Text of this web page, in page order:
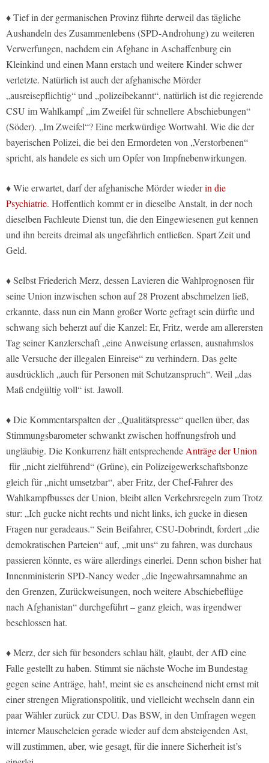
♦ Tief in der germanischen Provinz führte derweil das tägliche
Aushandeln des Zusammenlebens (SPD-Androhung) zu weiteren
Verwerfungen, nachdem ein Afghane in Aschaffenburg ein
Kleinkind und einen Mann erstach und weitere Kinder schwer
verletzte. Natürlich ist auch der afghanische Mörder
„ausreisepflichtig“ und „polizeibekannt“, natürlich ist die regierende
CSU im Wahlkampf „im Zweifel für schnellere Abschiebungen“
(Söder). „Im Zweifel“? Eine merkwürdige Wortwahl. Wie die der
bayerischen Polizei, die bei den Ermordeten von „Verstorbenen“
spricht, als handele es sich um Opfer von Impfnebenwirkungen.
♦ Wie erwartet, darf der afghanische Mörder wiederin die
Psychiatrie. Hoffentlich kommt er in dieselbe Anstalt, in der noch
dieselben Fachleute Dienst tun, die den Eingewiesenen gut kennen
und ihn bereits dreimal als ungefährlich entließen. Spart Zeit und
Geld.
♦ Selbst Friederich Merz, dessen Lavieren die Wahlprognosen für
seine Union inzwischen schon auf 28 Prozent abschmelzen ließ,
erkannte, dass nun ein Mann großer Worte gefragt sein dürfte und
schwang sich beherzt auf die Kanzel: Er, Fritz, werde am allerersten
Tag seiner Kanzlerschaft „eine Anweisung erlassen, ausnahmslos
alle Versuche der illegalen Einreise“ zu verhindern. Das gelte
ausdrücklich „auch für Personen mit Schutzanspruch“. Weil „das
Maß endgültig voll“ ist. Jawoll.
♦ Die Kommentarspalten der „Qualitätspresse“ quellen über, das
Stimmungsbarometer schwankt zwischen hoffnungsfroh und
ungläubig. Die Konkurrenz hält entsprechendeAnträge der Union
für „nicht zielführend“ (Grüne), ein Polizeigewerkschaftsbonze
gleich für „nicht umsetzbar“, aber Fritz, der Chef-Fahrer des
Wahlkampfbusses der Union, bleibt allen Verkehrsregeln zum Trotz
stur: „Ich gucke nicht rechts und nicht links, ich gucke in diesen
Fragen nur geradeaus.“ Sein Beifahrer, CSU-Dobrindt, fordert „die
demokratischen Parteien“ auf, „mit uns“ zu fahren, was durchaus
passieren könnte, es wäre allerdings einerlei. Denn schon bisher hat
Innenministerin SPD-Nancy weder „die Ingewahrsamnahme an
den Grenzen, Zurückweisungen, noch weitere Abschiebeflüge
nach Afghanistan“ durchgeführt – ganz gleich, was irgendwer
beschlossen hat.
♦ Merz, der sich für besonders schlau hält, glaubt, der AfD eine
Falle gestellt zu haben. Stimmt sie nächste Woche im Bundestag
gegen seine Anträge, hah!, meint sie es anscheinend nicht ernst mit
einer strengen Migrationspolitik, und vielleicht wechseln dann ein
paar Wähler zurück zur CDU. Das BSW, in den Umfragen wegen
interner Mauscheleien gerade wieder auf dem absteigenden Ast,
will zustimmen, aber, wie gesagt, für die innere Sicherheit ist’s